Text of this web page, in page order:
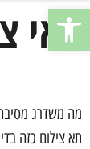
פתח סרגל נגישות
תאי
מה משדרג
תא צילום כזה